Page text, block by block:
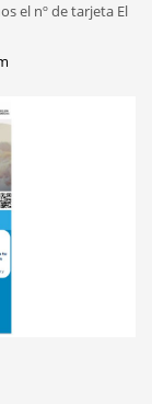
el nº de tarjeta El